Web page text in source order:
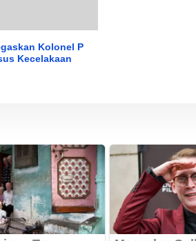
Kolonel P
Kecelakaan